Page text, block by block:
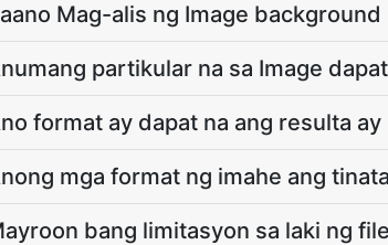
Mag-alis ng Image
partikular na sa Image
format ay dapat na ang resulta ay
mga format ng imahe ang
bang limitasyon sa laki ng